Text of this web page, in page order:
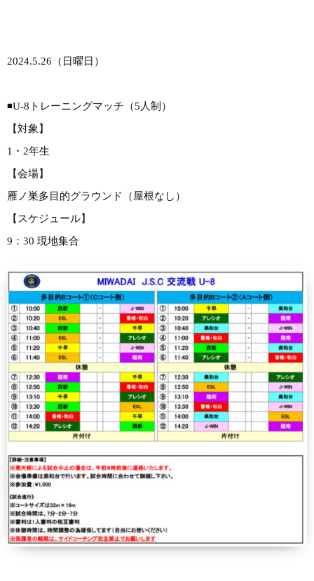
2024.5.26（日曜日）
◾️U-8トレーニングマッチ（5人制）
【対象】
1・2年生
【会場】
雁ノ巣多目的グラウンド（屋根なし）
【スケジュール】
9：30 現地集合